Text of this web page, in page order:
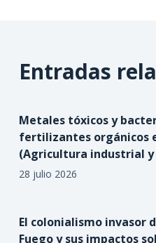
Entradas
Metales tóxicos y
fertilizantes orgánicos
(Agricultura industrial y
28 julio 2026
El colonialismo invasor
Fuego y sus impactos